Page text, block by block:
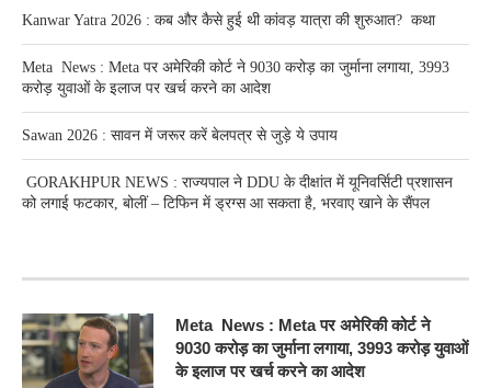
Kanwar Yatra 2026 : कब और कैसे हुई थी कांवड़ यात्रा की शुरुआत? कथा
Meta News : Meta पर अमेरिकी कोर्ट ने 9030 करोड़ का जुर्माना लगाया, 3993
करोड़ युवाओं के इलाज पर खर्च करने का आदेश
Sawan 2026 : सावन में जरूर करें बेलपत्र से जुड़े ये उपाय
GORAKHPUR NEWS : राज्यपाल ने DDU के दीक्षांत में यूनिवर्सिटी प्रशासन
को लगाई फटकार, बोलीं – टिफिन में ड्रग्स आ सकता है, भरवाए खाने के सैंपल
Meta News : Meta पर अमेरिकी कोर्ट ने
9030 करोड़ का जुर्माना लगाया, 3993 करोड़ युवाओं
के इलाज पर खर्च करने का आदेश